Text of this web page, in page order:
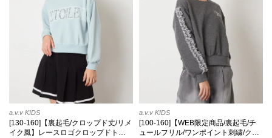
a.v.v KIDS
[130-160]【裏起毛/クロップド丈/リメ
イク風】レースロゴクロップドト…
a.v.v KIDS
[100-160]【WEB限定商品/裏起毛/チ
ュールフリル/ワンポイント刺繍/ク…